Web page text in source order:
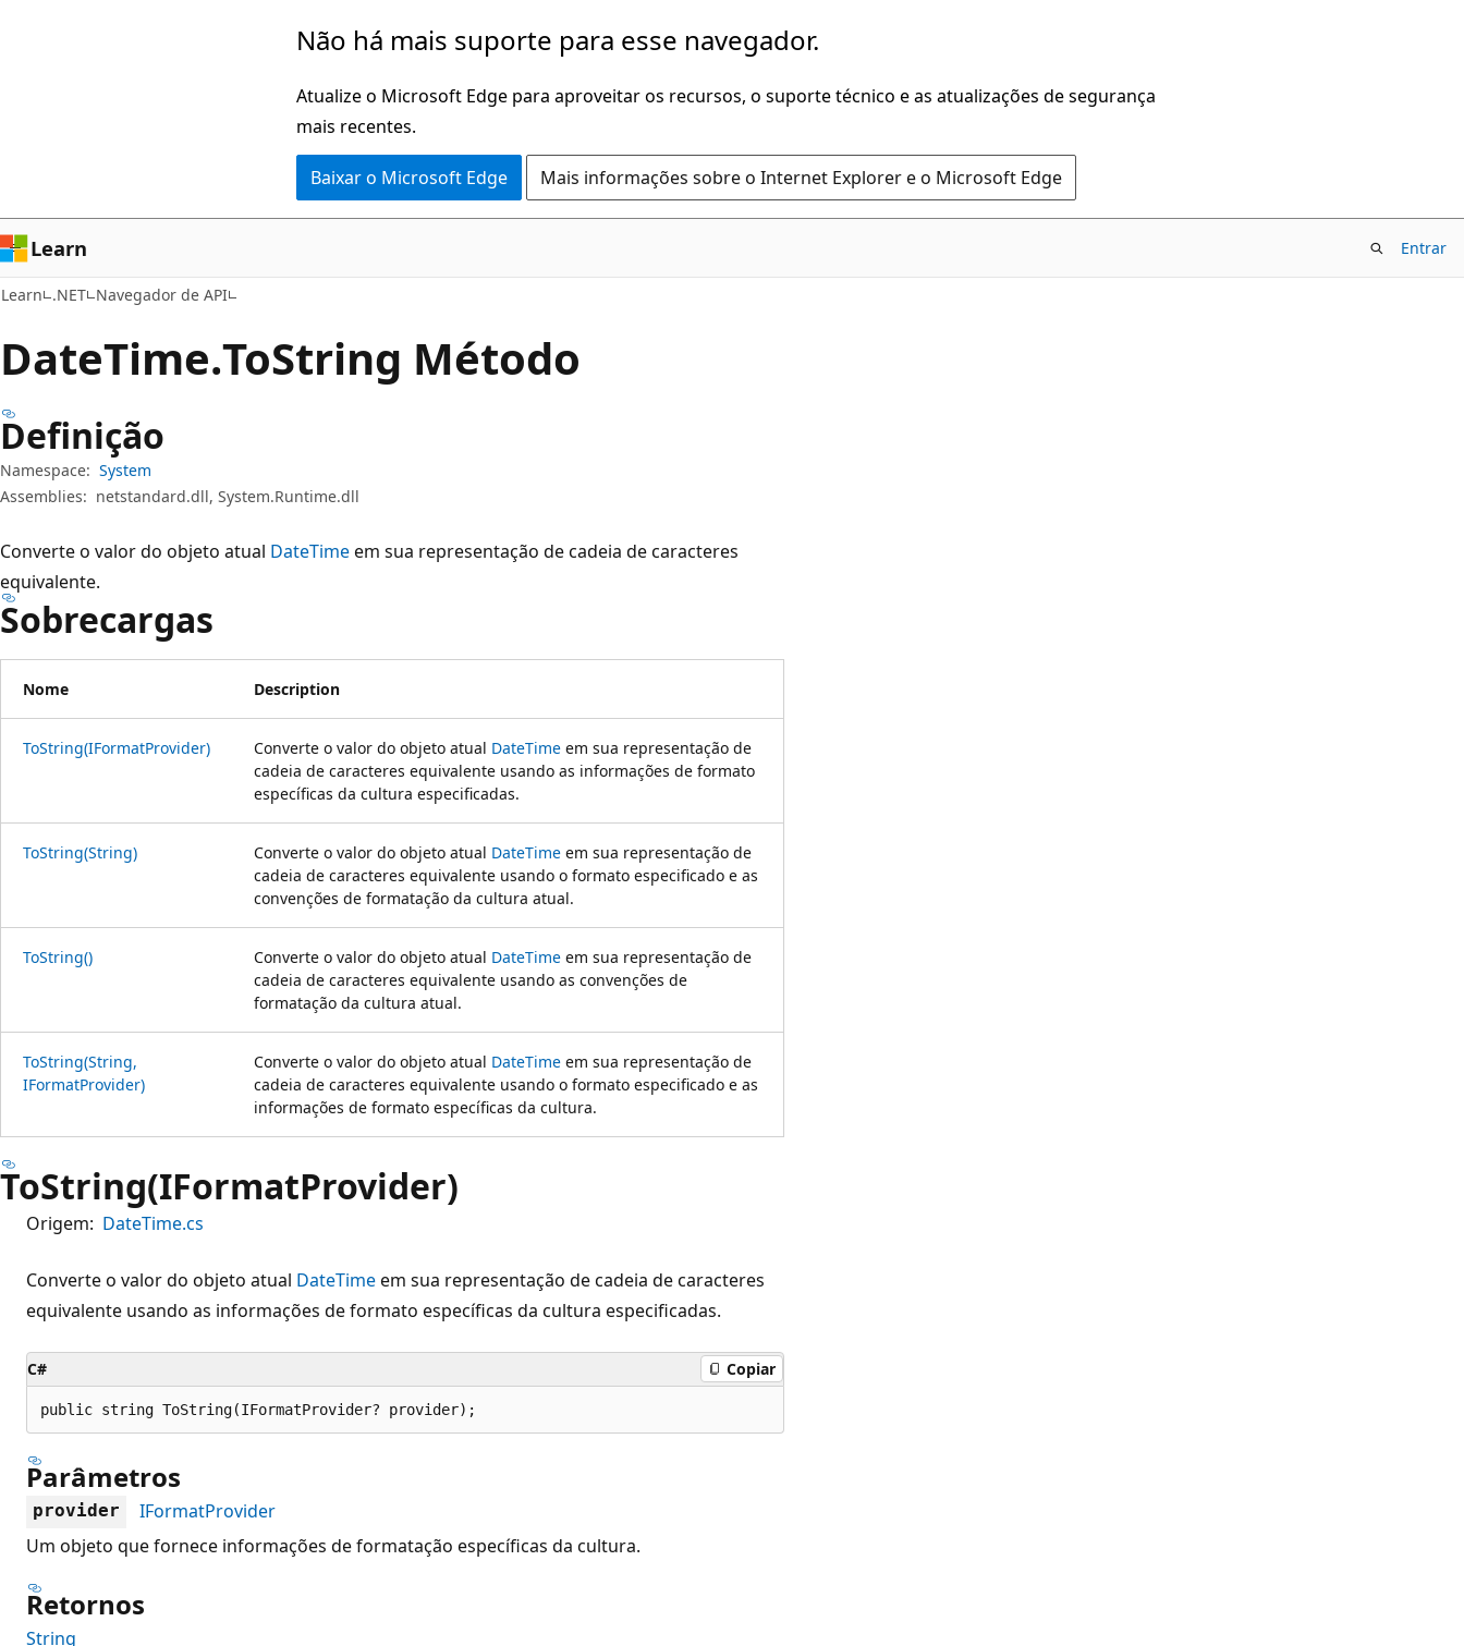
na
página
Não há mais suporte para esse navegador.
Atualize o Microsoft Edge para aproveitar os recursos, o suporte técnico e as atualizações de segurança
mais recentes.
Baixar o Microsoft Edge Mais informações sobre o Internet Explorer e o Microsoft Edge
Learn Entrar
Learn .NET Navegador de API
DateTime.ToString Método
Definição
Namespace: System
Assemblies: netstandard.dll, System.Runtime.dll
Converte o valor do objeto atual DateTimeem sua representação de cadeia de caracteres
equivalente.
Sobrecargas
Nome Description
ToString(IFormatProvider) Converte o valor do objeto atual DateTime em sua representação de
cadeia de caracteres equivalente usando as informações de formato
específicas da cultura especificadas.
ToString(String) Converte o valor do objeto atual DateTime em sua representação de
cadeia de caracteres equivalente usando o formato especificado e as
convenções de formatação da cultura atual.
ToString() Converte o valor do objeto atual DateTime em sua representação de
cadeia de caracteres equivalente usando as convenções de
formatação da cultura atual.
ToString(String,
IFormatProvider)
Converte o valor do objeto atual DateTime em sua representação de
cadeia de caracteres equivalente usando o formato especificado e as
informações de formato específicas da cultura.
ToString(IFormatProvider)
Origem: DateTime.cs
Converte o valor do objeto atual DateTimeem sua representação de cadeia de caracteres
equivalente usando as informações de formato específicas da cultura especificadas.
C# Copiar
public string ToString(IFormatProvider? provider);
Parâmetros
provider
IFormatProvider
Um objeto que fornece informações de formatação específicas da cultura.
Retornos
String